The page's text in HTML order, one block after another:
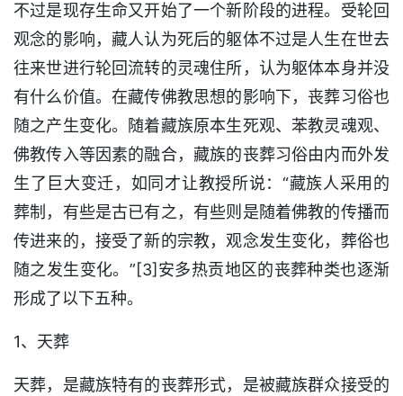
不过是现存生命又开始了一个新阶段的进程。受轮回
观念的影响，藏人认为死后的躯体不过是人生在世去
往来世进行轮回流转的灵魂住所，认为躯体本身并没
有什么价值。在藏传佛教思想的影响下，丧葬习俗也
随之产生变化。随着藏族原本生死观、苯教灵魂观、
佛教传入等因素的融合，藏族的丧葬习俗由内而外发
生了巨大变迁，如同才让教授所说：“藏族人采用的
葬制，有些是古已有之，有些则是随着佛教的传播而
传进来的，接受了新的宗教，观念发生变化，葬俗也
随之发生变化。”[3]安多热贡地区的丧葬种类也逐渐
形成了以下五种。
1、天葬
天葬，是藏族特有的丧葬形式，是被藏族群众接受的